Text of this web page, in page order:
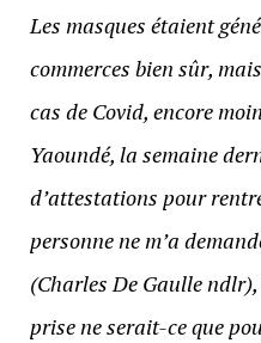
Les masques étaient
commerces bien sûr,
cas de Covid, encore
Yaoundé, la semaine
d’attestations pour
personne ne m’a
(Charles De Gaulle
prise ne serait-ce que